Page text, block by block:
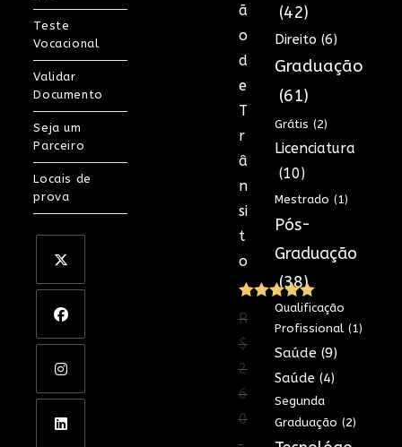
Teste
Vocacional
Validar
Documento
Seja um
Parceiro
Locais de
prova
ã
o
d
e
T
r
â
n
si
t
o
Avaliação
de 5
R
$
2
6
0
,
(42)
Direito (6)
Graduação
(61)
Grátis (2)
Licenciatura
(10)
Mestrado (1)
Pós-
Graduação
(38)
Qualificação
Profissional (1)
Saúde (9)
Saúde (4)
Segunda
Graduação (2)